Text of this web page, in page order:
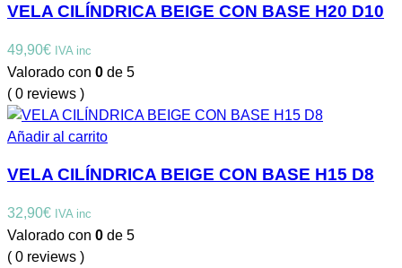
VELA CILÍNDRICA BEIGE CON BASE H20 D10
49,90€ IVA inc
Valorado con 0 de 5
( 0 reviews )
Añadir al carrito
VELA CILÍNDRICA BEIGE CON BASE H15 D8
32,90€ IVA inc
Valorado con 0 de 5
( 0 reviews )